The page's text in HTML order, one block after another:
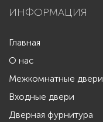
ИНФОРМАЦИЯ
Главная
О нас
Межкомнатные двери
Входные двери
Дверная фурнитура